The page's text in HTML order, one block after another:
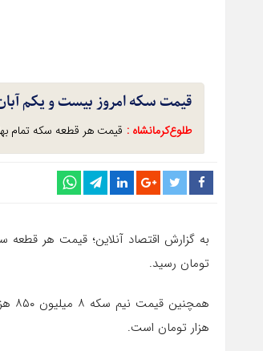
قیمت سکه امروز بیست و یکم آبان
طلوع‌‌کرمانشاه : ​قیمت هر قطعه سکه تمام بهار آزادی طرح
تومان رسید.
هزار تومان است.